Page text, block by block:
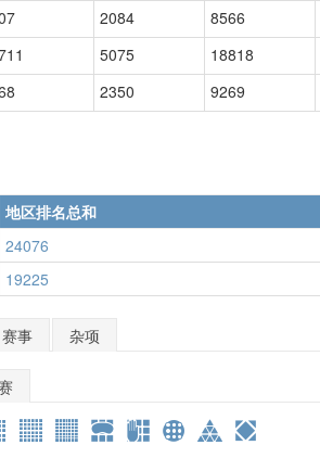
2084 8566
5075 18818
2350 9269
地区排名总和
24076
19225
赛事 杂项